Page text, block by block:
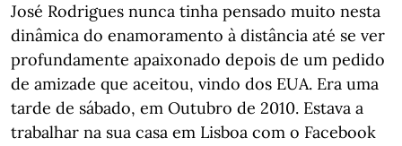
José Rodrigues nunca tinha pensado muito nesta
dinâmica do enamoramento à distância até se ver
profundamente apaixonado depois de um pedido
de amizade que aceitou, vindo dos EUA. Era uma
tarde de sábado, em Outubro de 2010. Estava a
trabalhar na sua casa em Lisboa com o Facebook